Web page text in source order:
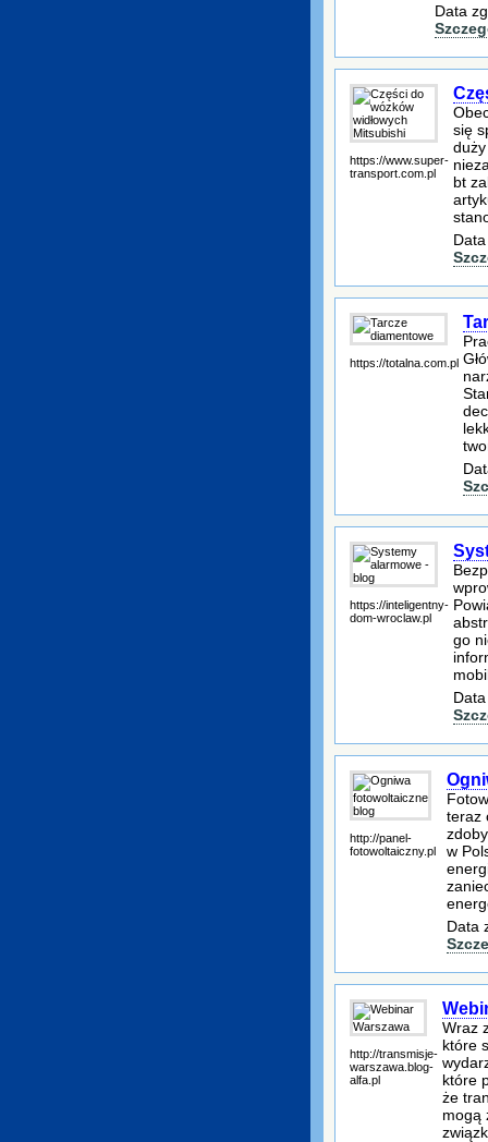
Data
https://www.super-
transport.com.pl
się
bt
https://totalna.com.pl
https://inteligentny-
dom-wroclaw.pl
go
http://panel-
fotowoltaiczny.pl
teraz
w
Data
http://transmisje-
warszawa.blog-
alfa.pl
Wraz
które
które
że
mogą